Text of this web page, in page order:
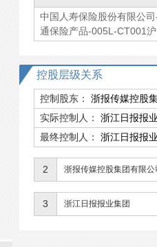
中国人寿保险股份有限公
通保险产品-005L-CT001沪
控股层级关系
控制股东： 浙报传媒控股
实际控制人：
浙江日报报
最终控制人：
浙江日报报
2 浙报传媒控股集团有限公
3 浙江日报报业集团